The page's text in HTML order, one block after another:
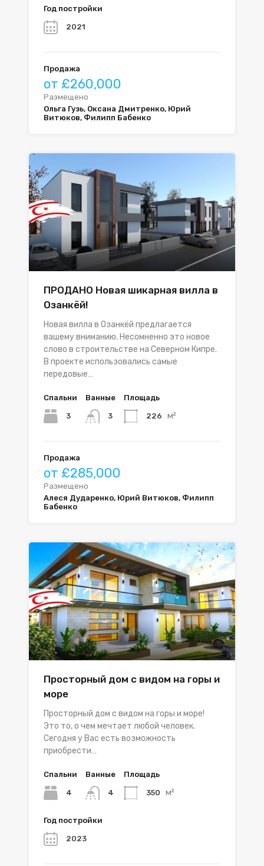
Год постройки
2021
Продажа
от £260,000
Размещено
Ольга Гузь, Оксана Дмитренко, Юрий
Витюков, Филипп Бабенко
ПРОДАНО Новая шикарная вилла в
Озанкёй!
Новая вилла в Озанкёй предлагается
вашему вниманию. Несомненно это новое
слово в строительстве на Северном Кипре.
В проекте использовались самые
передовые…
Спальни
3
Ванные
3
Площадь
226 м²
Продажа
от £285,000
Размещено
Алеся Дударенко, Юрий Витюков, Филипп
Бабенко
Просторный дом с видом на горы и
море
Просторный дом с видом на горы и море!
Это то, о чем мечтает любой человек.
Сегодня у Вас есть возможность
приобрести…
Спальни
4
Ванные
4
Площадь
350 м²
Год постройки
2023